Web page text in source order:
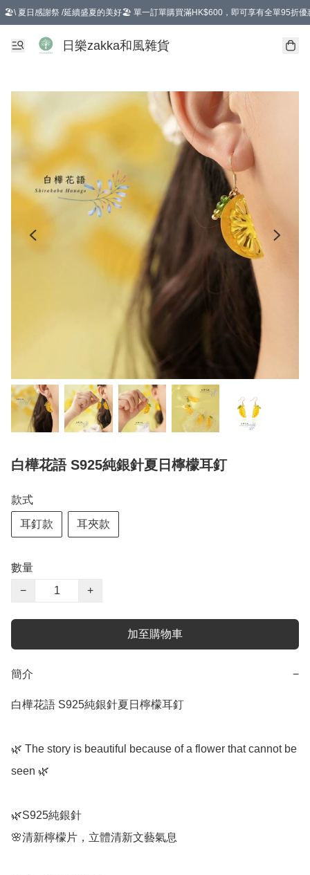
🏖️\ 夏日感謝祭 /延續盛夏的美好🏖️ 單一訂單購買滿HK$600，即可享有全單95折優
選擇GoGoX住宅/工商地址配送，單一訂單消費購物滿HK$680(折扣後），可享有
日樂zakka和風雜貨
白樺花語 S925純銀針夏日檸檬耳釘
款式
耳釘款 耳夾款
數量
−
+
加至購物車
簡介 −
白樺花語 S925純銀針夏日檸檬耳釘
🌿 The story is beautiful because of a flower that cannot be
seen 🌿
🌿S925純銀針
🌸清新檸檬片，立體清新文藝氣息